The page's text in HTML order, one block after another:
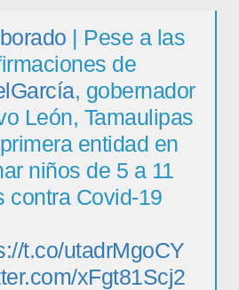
| Pese a las
de
, gobernador
León, Tamaulipas
entidad en
niños de 5 a 11
contra Covid-19
t.co/utadrMgoCY
xFgt81Scj2